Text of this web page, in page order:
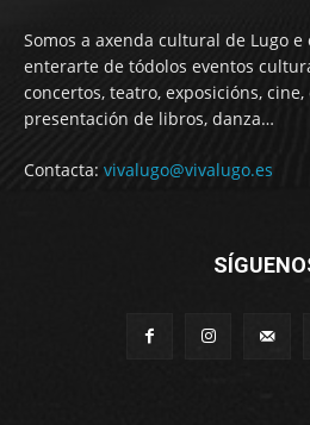
Somos a axenda cultural de Lugo
enterarte de tódolos eventos
concertos, teatro, exposicións, cine,
presentación de libros, danza…
Contacta: vivalugo@vivalugo.es